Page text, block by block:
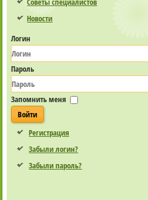
Новости
Логин
Пароль
Запомнить меня
Войти
Регистрация
Забыли логин?
Забыли пароль?